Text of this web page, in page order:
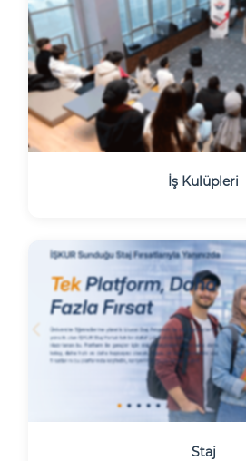
İş Kulüpleri
Staj